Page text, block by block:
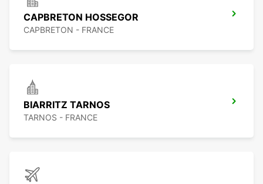
CAPBRETON HOSSEGOR
CAPBRETON - FRANCE
BIARRITZ TARNOS
TARNOS - FRANCE